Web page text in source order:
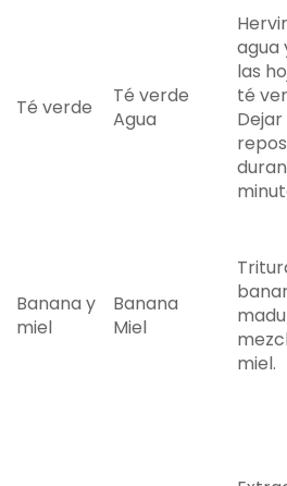
Té verde
Té verde
Agua
agua
las
té
Dejar
Banana y
miel
Banana
Miel
miel.